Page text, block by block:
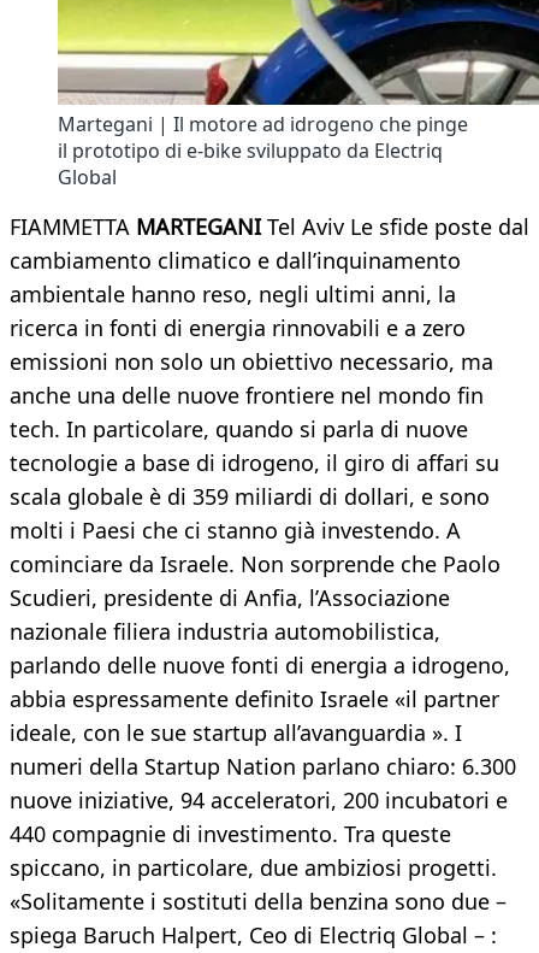
Martegani | Il motore ad idrogeno che pinge
il prototipo di e-bike sviluppato da Electriq
Global
FIAMMETTA MARTEGANITel Aviv Le sfide poste dal
cambiamento climatico e dall’inquinamento
ambientale hanno reso, negli ultimi anni, la
ricerca in fonti di energia rinnovabili e a zero
emissioni non solo un obiettivo necessario, ma
anche una delle nuove frontiere nel mondo fin
tech. In particolare, quando si parla di nuove
tecnologie a base di idrogeno, il giro di affari su
scala globale è di 359 miliardi di dollari, e sono
molti i Paesi che ci stanno già investendo. A
cominciare da Israele. Non sorprende che Paolo
Scudieri, presidente di Anfia, l’Associazione
nazionale filiera industria automobilistica,
parlando delle nuove fonti di energia a idrogeno,
abbia espressamente definito Israele «il partner
ideale, con le sue startup all’avanguardia ». I
numeri della Startup Nation parlano chiaro: 6.300
nuove iniziative, 94 acceleratori, 200 incubatori e
440 compagnie di investimento. Tra queste
spiccano, in particolare, due ambiziosi progetti.
«Solitamente i sostituti della benzina sono due –
spiega Baruch Halpert, Ceo di Electriq Global – :